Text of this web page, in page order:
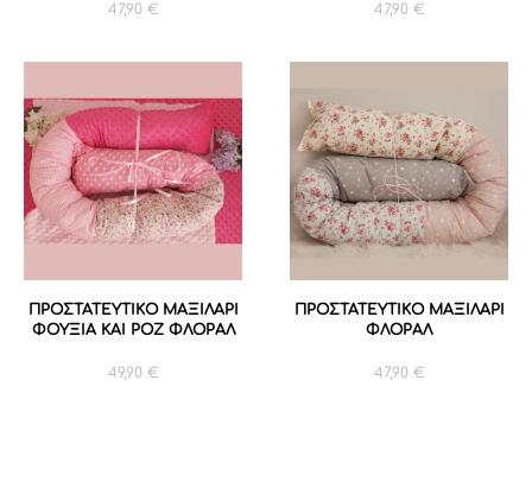
47,90 € 47,90 €
ΠΡΟΣΤΑΤΕΥΤΙΚΟ ΜΑΞΙΛΑΡΙ
ΦΟΥΞΙΑ ΚΑΙ ΡΟΖ ΦΛΟΡΑΛ
49,90 €
ΠΡΟΣΤΑΤΕΥΤΙΚΟ ΜΑΞΙΛΑΡΙ
ΦΛΟΡΑΛ
47,90 €